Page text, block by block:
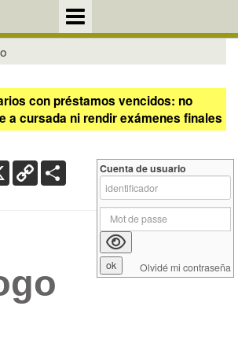
con préstamos vencidos: no
a cursada ni rendir exámenes finales
X Copy
Link
Cuenta de usuario
Olvidé mi contraseña